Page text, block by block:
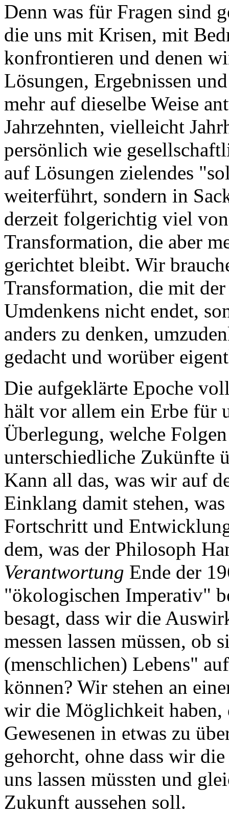
Denn was für Fragen sind
die uns mit Krisen, mit
konfrontieren und denen
Lösungen, Ergebnissen
mehr auf dieselbe Weise
Jahrzehnten, vielleicht
persönlich wie
auf Lösungen zielendes
weiterführt, sondern in
derzeit folgerichtig viel
Transformation, die aber
gerichtet bleibt. Wir
Transformation, die mit
Umdenkens nicht endet,
anders zu denken,
gedacht und worüber
Die aufgeklärte Epoche
hält vor allem ein Erbe für
Überlegung, welche
unterschiedliche Zukünfte
Kann all das, was wir auf
Einklang damit stehen,
Fortschritt und
dem, was der Philosoph
Verantwortung Ende der
"ökologischen Imperativ"
besagt, dass wir die
messen lassen müssen, ob
(menschlichen) Lebens"
können? Wir stehen an
wir die Möglichkeit haben,
Gewesenen in etwas zu
gehorcht, ohne dass wir
uns lassen müssten und
Zukunft aussehen soll.